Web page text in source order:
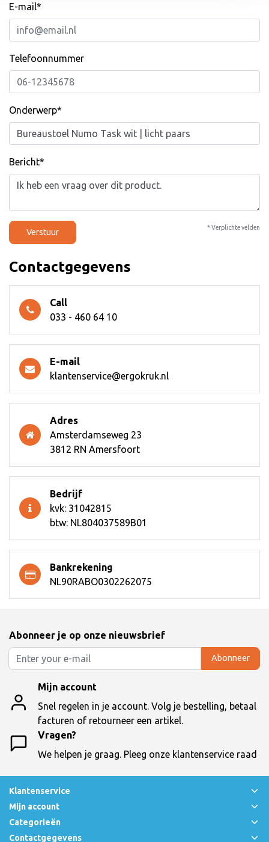
E-mail*
Telefoonnummer
Onderwerp*
Bericht*
Verstuur * Verplichte velden
Contactgegevens
Call
033 - 460 64 10
E-mail
klantenservice@ergokruk.nl
Adres
Amsterdamseweg 23
3812 RN Amersfoort
Bedrijf
kvk: 31042815
btw: NL804037589B01
Bankrekening
NL90RABO0302262075
Abonneer je op onze nieuwsbrief
Abonneer
Mijn account
Snel regelen in je account. Volg je bestelling, betaal
facturen of retourneer een artikel.
Vragen?
We helpen je graag. Pleeg onze klantenservice raad
Klantenservice
Mijn account
Categorieën
Contactgegevens